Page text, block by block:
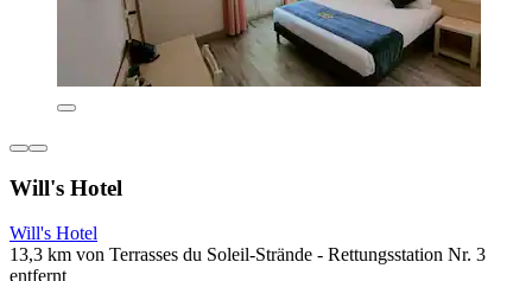
Will's Hotel
Will's Hotel
13,3 km von Terrasses du Soleil-Strände - Rettungsstation Nr. 3
entfernt